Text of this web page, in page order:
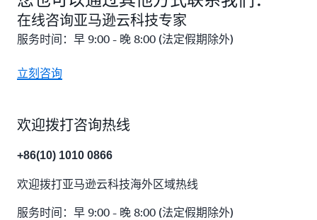
在线咨询亚马逊云科技专家
服务时间：早 9:00 - 晚 8:00 (法定假期除外)
立刻咨询
欢迎拨打咨询热线
+86(10) 1010 0866
欢迎拨打亚马逊云科技海外区域热线
服务时间：早 9:00 - 晚 8:00 (法定假期除外)